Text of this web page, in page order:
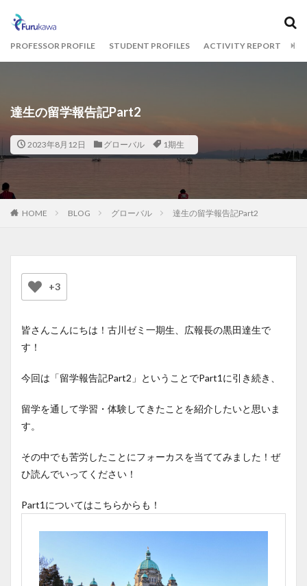
PROFESSOR PROFILE STUDENT PROFILES ACTIVITY REPORT
達生の留学報告記Part2
2023年8月12日 グローバル 1期生
HOME BLOG グローバル 達生の留学報告記Part2
+3
皆さんこんにちは！古川ゼミ一期生、広報長の黒田達生で
す！
今回は「留学報告記Part2」ということでPart1に引き続き、
留学を通して学習・体験してきたことを紹介したいと思いま
す。
その中でも苦労したことにフォーカスを当ててみました！ぜ
ひ読んでいってください！
Part1についてはこちらからも！
1期生 2期生 3期生
統計解析